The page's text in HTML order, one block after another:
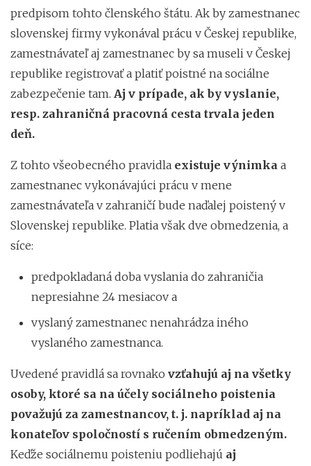
predpisom tohto členského štátu. Ak by zamestnanec
slovenskej firmy vykonával prácu v Českej republike,
zamestnávateľ aj zamestnanec by sa museli v Českej
republike registrovať a platiť poistné na sociálne
zabezpečenie tam. Aj v prípade, ak by vyslanie,
resp. zahraničná pracovná cesta trvala jeden
deň.
Z tohto všeobecného pravidla existuje výnimka a
zamestnanec vykonávajúci prácu v mene
zamestnávateľa v zahraničí bude naďalej poistený v
Slovenskej republike. Platia však dve obmedzenia, a
síce:
predpokladaná doba vyslania do zahraničia
nepresiahne 24 mesiacov a
vyslaný zamestnanec nenahrádza iného
vyslaného zamestnanca.
Uvedené pravidlá sa rovnako vzťahujú aj na všetky
osoby, ktoré sa na účely sociálneho poistenia
považujú za zamestnancov, t. j. napríklad aj na
konateľov spoločností s ručením obmedzeným.
Keďže sociálnemu poisteniu podliehajú aj